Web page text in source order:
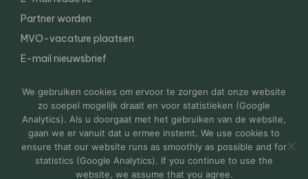
Partner worden
MVO-vacature plaatsen
E-mail nieuwsbrief
© 2000-2026 Van der Molen EIS Colofon
Disclaimer
Privacy
We gebruiken cookies om ervoor te zorgen dat onze website
zo soepel mogelijk draait en voor statistieken (Google
Analytics). Als u doorgaat met het gebruiken van de website,
gaan we er vanuit dat u ermee instemt. We use cookies to
ensure that our website runs as smoothly as possible and for
statistics (Google Analytics). If you continue to use the
website, we assume that you agree.